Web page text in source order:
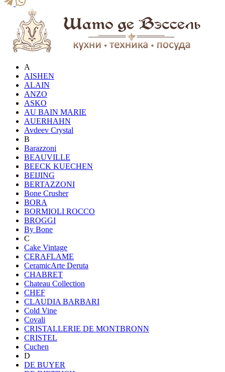
A
AISHEN
ALAIN
ANZO
ASKO
AU BAIN MARIE
AUERHAHN
Avdeev Crystal
B
Barazzoni
BEAUVILLE
BEECK KUECHEN
BEIJING
BERTAZZONI
Bone Crusher
BORA
BORMIOLI ROCCO
BROGGI
By Bone
C
Cake Vintage
CERAFLAME
CeramicArte Deruta
CHABRET
Chateau Collection
CHEF
CLAUDIA BARBARI
Cold Vine
Covali
CRISTALLERIE DE MONTBRONN
CRISTEL
Cuchen
D
DE BUYER